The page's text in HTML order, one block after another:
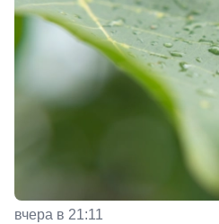
вчера в 21:11